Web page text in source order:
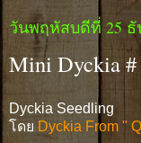
วันพฤหัสบดีที่ 25 ธั
Mini Dyckia #
Dyckia Seedling
โดย Dyckia From "